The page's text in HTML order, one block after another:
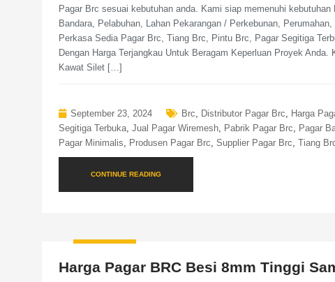
Pagar Brc sesuai kebutuhan anda. Kami siap memenuhi
Bandara, Pelabuhan, Lahan Pekarangan / Perkebunan,
Perkasa Sedia Pagar Brc, Tiang Brc, Pintu Brc, Pagar Segitiga
Dengan Harga Terjangkau Untuk Beragam Keperluan Proyek
Kawat Silet […]
September 23, 2024 Brc, Distributor Pagar Brc, Harga
Segitiga Terbuka, Jual Pagar Wiremesh, Pabrik Pagar Brc, Pagar
Pagar Minimalis, Produsen Pagar Brc, Supplier Pagar Brc, Tiang
CONTINUE READING
Harga Pagar BRC Besi 8mm Tinggi